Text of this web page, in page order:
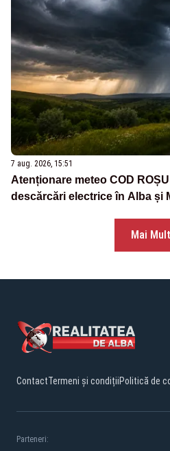
7 aug. 2026, 15:51
Atenționare meteo COD
descărcări electrice în Alba și
Mai
ContactTermeni și condițiiPolitică de
Parteneri: